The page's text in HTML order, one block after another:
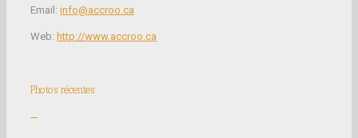
Email: info@accroo.ca
Web: http://www.accroo.ca
Photos récentes